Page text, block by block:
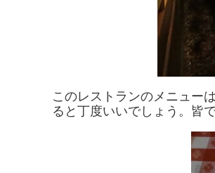
このレストランのメニューは
ると丁度いいでしょう。皆